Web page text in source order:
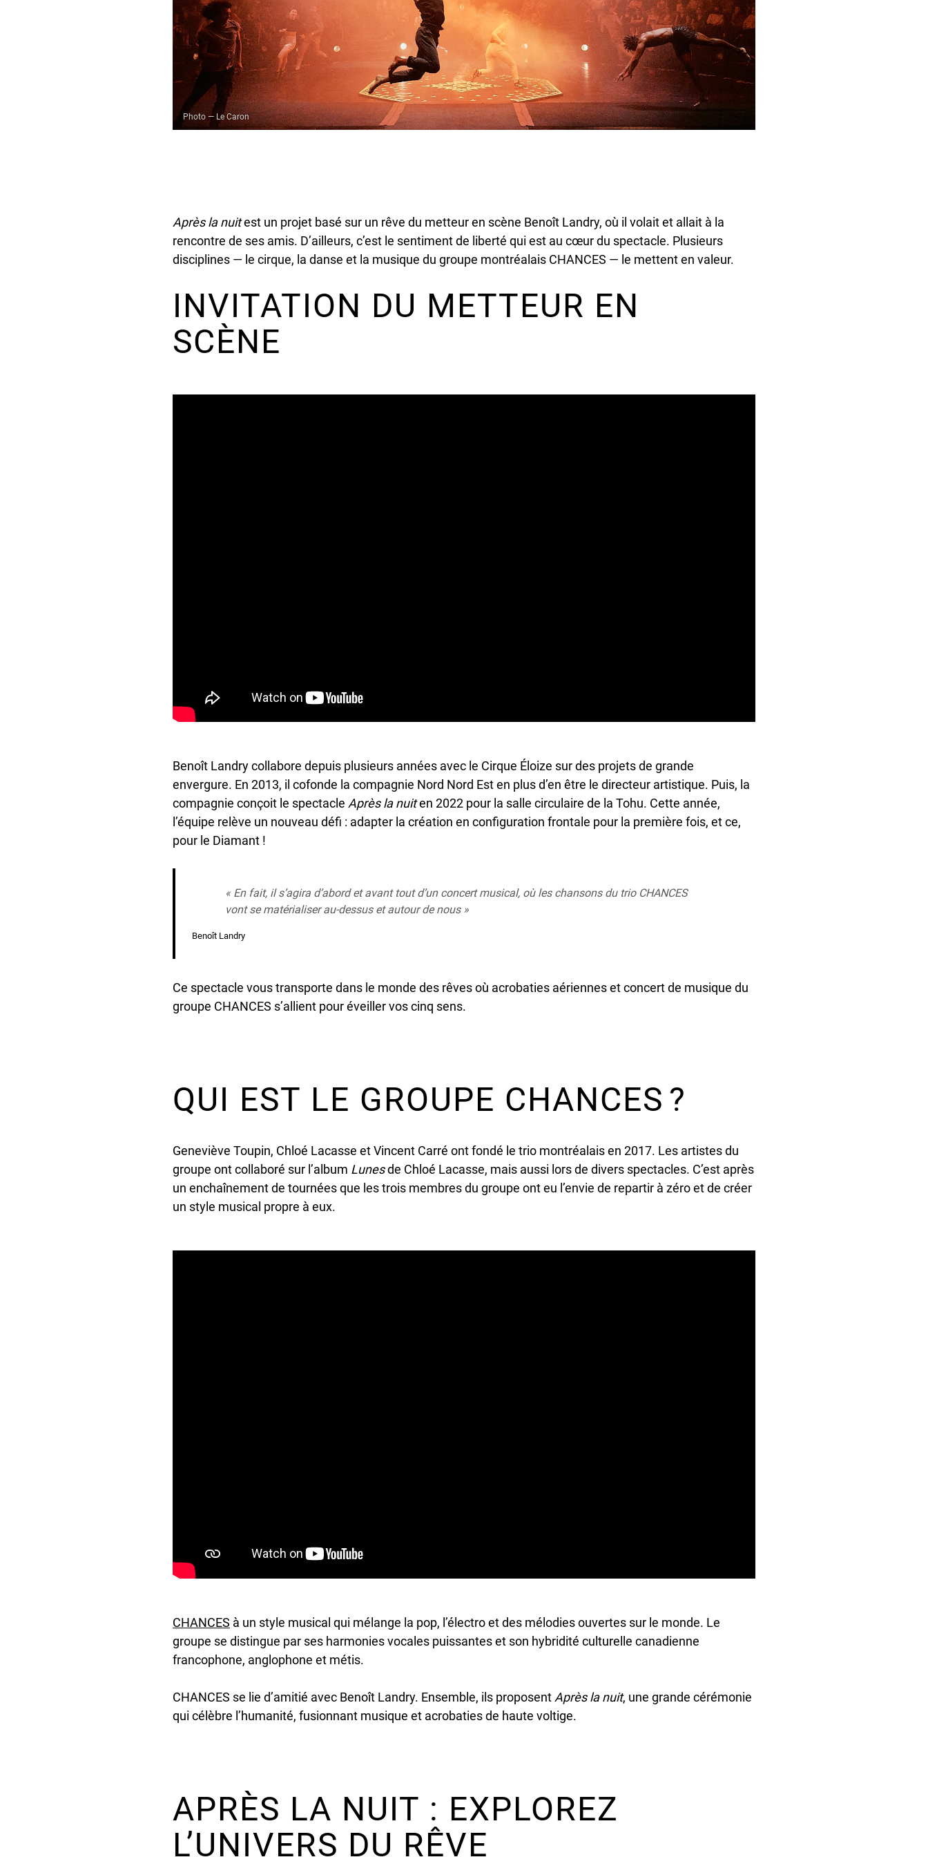
Photo — Le Caron
Après la nuitest un projet basé sur un rêve du metteur en scène Benoît Landry, où il volait et allait à la
rencontre de ses amis. D’ailleurs, c’est le sentiment de liberté qui est au cœur du spectacle. Plusieurs
disciplines — le cirque, la danse et la musique du groupe montréalais CHANCES — le mettent en valeur.
INVITATION DU METTEUR EN
SCÈNE
Benoît Landry collabore depuis plusieurs années avec le Cirque Éloize sur des projets de grande
envergure. En 2013, il cofonde la compagnie Nord Nord Est en plus d’en être le directeur artistique. Puis, la
compagnie conçoit le spectacle Après la nuiten 2022 pour la salle circulaire de la Tohu. Cette année,
l’équipe relève un nouveau défi : adapter la création en configuration frontale pour la première fois, et ce,
pour le Diamant !
« En fait, il s’agira d’abord et avant tout d’un concert musical, où les chansons du trio CHANCES
vont se matérialiser au-dessus et autour de nous »
Benoît Landry
Ce spectacle vous transporte dans le monde des rêves où acrobaties aériennes et concert de musique du
groupe CHANCES s’allient pour éveiller vos cinq sens.
QUI EST LE GROUPE CHANCES ?
Geneviève Toupin, Chloé Lacasse et Vincent Carré ont fondé le trio montréalais en 2017. Les artistes du
groupe ont collaboré sur l’album Lunesde Chloé Lacasse, mais aussi lors de divers spectacles. C’est après
un enchaînement de tournées que les trois membres du groupe ont eu l’envie de repartir à zéro et de créer
un style musical propre à eux.
CHANCES undefined
à un style musical qui mélange la pop, l’électro et des mélodies ouvertes sur le monde. Le
groupe se distingue par ses harmonies vocales puissantes et son hybridité culturelle canadienne
francophone, anglophone et métis.
CHANCES se lie d’amitié avec Benoît Landry. Ensemble, ils proposent Après la nuit, une grande cérémonie
qui célèbre l’humanité, fusionnant musique et acrobaties de haute voltige.
APRÈS LA NUIT : EXPLOREZ
L’UNIVERS DU RÊVE